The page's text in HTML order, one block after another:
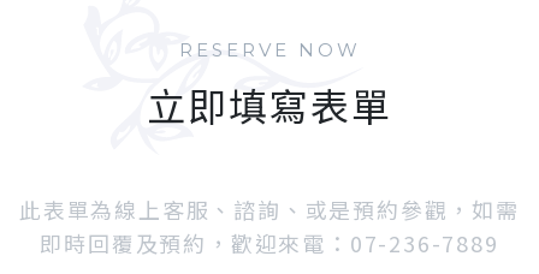
RESERVE NOW
立即填寫表單
此表單為線上客服、諮詢、或是預約參觀，如需
即時回覆及預約，歡迎來電：07-236-7889